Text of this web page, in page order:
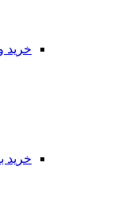
خرید
خرید